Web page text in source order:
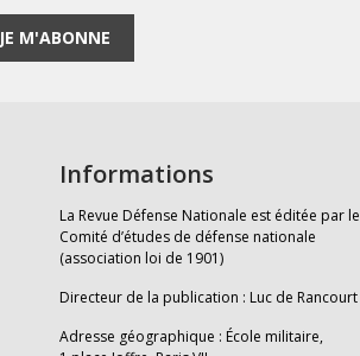
JE M'ABONNE
Informations
La Revue Défense Nationale est éditée par le
Comité d’études de défense nationale
(association loi de 1901)
Directeur de la publication : Luc de Rancourt
Adresse géographique : École militaire,